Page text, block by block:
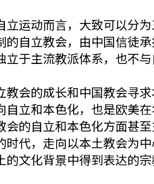
立运动而言，大致可以分
的自立教会，由中国信徒
立于主流教派体系，也不与
教会的成长和中国教会寻
自立和本色化，也是欧美
会的自立和本色化方面甚
时代，走向以本土教会为
的文化背景中得到表达的宗